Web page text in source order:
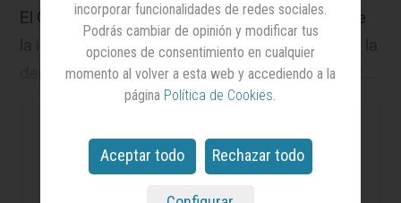
El Convenio Marco del Consejo de Europa sobre
la inteligencia artificial y los derechos humanos, la
democracia y el Estado de Derecho se ha abierto
a la firma en el marco de una conferencia de
celebrada en Vilna. Se trata del primer tratado
líder en notoriedad y credibilidad
incorporar funcionalidades de redes sociales.
Podrás cambiar de opinión y modificar tus
opciones de consentimiento en cualquier
momento al volver a esta web y accediendo a la
página Política de Cookies.
Aceptar todo Rechazar todo